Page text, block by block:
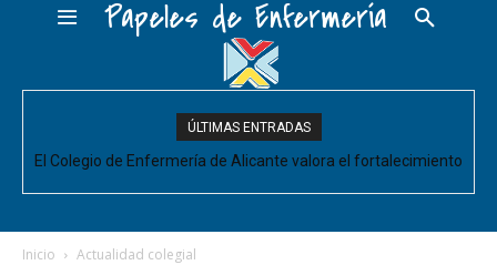
Papeles de Enfermería
ÚLTIMAS ENTRADAS
El Colegio de Enfermería de Alicante valora el fortalecimiento
acompañe de decisiones estructurales para...
Inicio Actualidad colegial